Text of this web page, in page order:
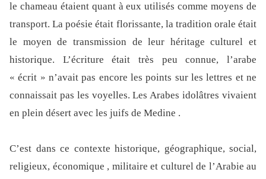
le chameau étaient quant à eux utilisés comme moyens de
transport. La poésie était florissante, la tradition orale était
le moyen de transmission de leur héritage culturel et
historique. L’écriture était très peu connue, l’arabe
« écrit » n’avait pas encore les points sur les lettres et ne
connaissait pas les voyelles. Les Arabes idolâtres vivaient
en plein désert avec les juifs de Medine .
C’est dans ce contexte historique, géographique, social,
religieux, économique , militaire et culturel de l’Arabie au